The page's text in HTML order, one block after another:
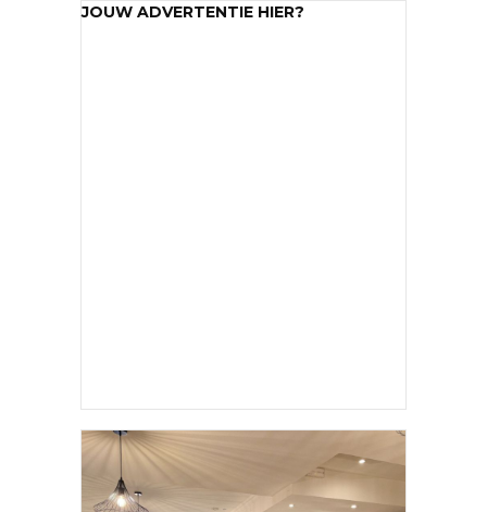
JOUW ADVERTENTIE HIER?